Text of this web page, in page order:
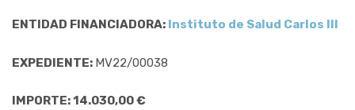
ENTIDAD FINANCIADORA: Instituto de Salud Carlos III
EXPEDIENTE: MV22/00038
IMPORTE: 14.030,00 €